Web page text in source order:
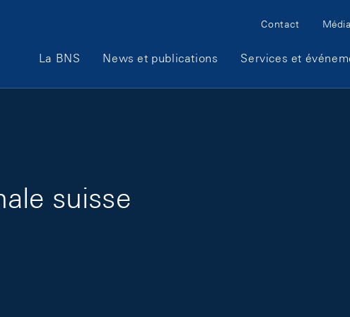
Meta Navigation
Contact
Main Navigation
La BNS News et publications Services et
suisse